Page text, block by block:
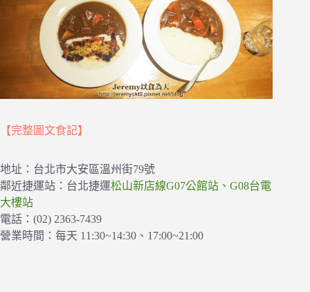
【完整圖文食記】
地址：台北市大安區溫州街79號
鄰近捷運站：台北捷運松山新店線G07公館站、G08台電
大樓站
電話：(02) 2363-7439
營業時間：每天 11:30~14:30、17:00~21:00